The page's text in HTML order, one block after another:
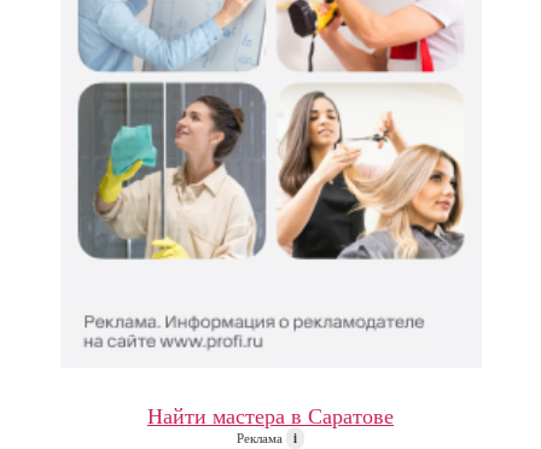
Найти мастера в Саратове
Реклама i